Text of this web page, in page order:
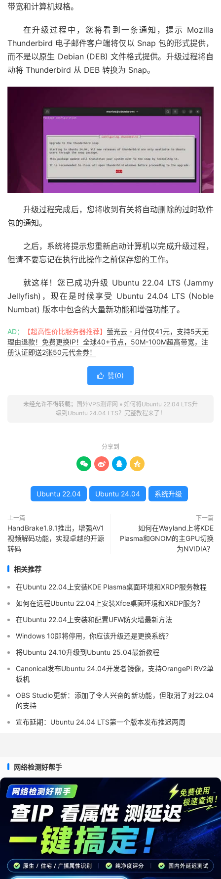
带宽和计算机规格。
在升级过程中，您将看到一条通知，提示 Mozilla
Thunderbird 电子邮件客户端将仅以 Snap 包的形式提供，
而不是以原生 Debian (DEB) 文件格式提供。升级过程将自
动将 Thunderbird 从 DEB 转换为 Snap。
升级过程完成后，您将收到有关将自动删除的过时软件
包的通知。
之后，系统将提示您重新启动计算机以完成升级过程，
但请不要忘记在执行此操作之前保存您的工作。
就这样！您已成功升级 Ubuntu 22.04 LTS (Jammy
Jellyfish)，现在是时候享受 Ubuntu 24.04 LTS (Noble
Numbat) 版本中包含的大量新功能和增强功能了。
AD： 【超高性价比服务器推荐】 萤光云 - 月付仅41元，支持5天无
理由退款！免费更换IP！全球40+节点，50M-100M超高带宽，注
册认证即送2张50元代金券！
 赞(0)
未经允许不得转载； 国外VPS测评网 » 如何将Ubuntu 22.04 LTS升
级到Ubuntu 24.04 LTS？完整教程来了！
分享到
   
Ubuntu 22.04 Ubuntu 24.04 系统升级
上一篇
HandBrake1.9.1推出，增强AV1
视频解码功能，实现卓越的开源
转码
下一篇
如何在Wayland上将KDE
Plasma和GNOM的主GPU切换
为NVIDIA？
相关推荐
在Ubuntu 22.04上安装KDE Plasma桌面环境和XRDP服务教程
如何在远程Ubuntu 22.04上安装Xfce桌面环境和XRDP服务？
在Ubuntu 22.04上安装和配置UFW防火墙最新方法
Windows 10即将停用，你应该升级还是更换系统？
将Ubuntu 24.10升级到Ubuntu 25.04最新教程
Canonical发布Ubuntu 24.04开发者镜像，支持OrangePi RV2单
板机
OBS Studio更新：添加了令人兴奋的新功能，但取消了对22.04
的支持
宣布延期：Ubuntu 24.04 LTS第一个版本发布推迟两周
网络检测好帮手